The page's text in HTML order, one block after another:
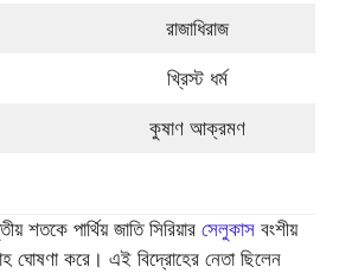
রাজাধিরাজ
খ্রিস্ট ধর্ম
কুষাণ আক্রমণ
শতকে পার্থিয় জাতি সিরিয়ার সেলুকাস বংশীয়
ঘোষণা করে। এই বিদ্রোহের নেতা ছিলেন